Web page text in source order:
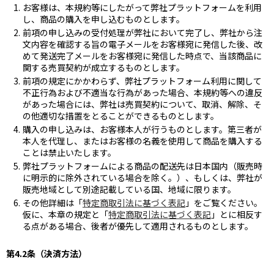
お客様は、本規約等にしたがって弊社プラットフォームを利用
し、商品の購入を申し込むものとします。
前項の申し込みの受付処理が弊社において完了し、弊社から注
文内容を確認する旨の電子メールをお客様宛に発信した後、改
めて発送完了メールをお客様宛に発信した時点で、当該商品に
関する売買契約が成立するものとします。
前項の規定にかかわらず、弊社プラットフォーム利用に関して
不正行為および不適当な行為があった場合、本規約等への違反
があった場合には、弊社は売買契約について、取消、解除、そ
の他適切な措置をとることができるものとします。
購入の申し込みは、お客様本人が行うものとします。第三者が
本人を代理し、またはお客様の名義を使用して商品を購入する
ことは禁止いたします。
弊社プラットフォームによる商品の配送先は日本国内（販売時
に明示的に除外されている場合を除く。）、もしくは、弊社が
販売地域として別途記載している国、地域に限ります。
その他詳細は「特定商取引法に基づく表記 」をご覧ください。
仮に、本章の規定と「特定商取引法に基づく表記 」とに相反す
る点がある場合、後者が優先して適用されるものとします。
第4.2条（決済方法）